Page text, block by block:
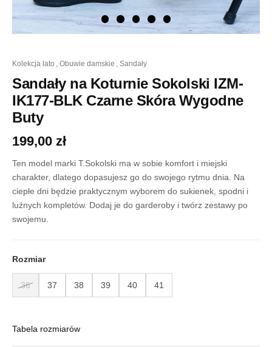
kolekcja lato , obuwie damskie , sandały
Sandały na Koturnie Sokolski IZM-
IK177-BLK Czarne Skóra Wygodne
Buty
199,00 zł
Ten model marki T.Sokolski ma w sobie komfort i miejski
charakter, dlatego dopasujesz go do swojego rytmu dnia. Na
ciepłe dni będzie praktycznym wyborem do sukienek, spodni i
luźnych kompletów. Dodaj je do garderoby i twórz zestawy po
swojemu.
Rozmiar
36 37 38 39 40 41
Tabela rozmiarów
Sandały
Koturnie
Sokolski
IZM-
IK177-
Czarne
Wygodne
Buty